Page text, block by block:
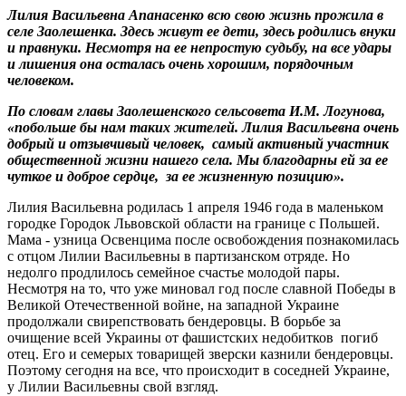
Лилия Васильевна Апанасенко всю свою жизнь прожила в
селе Заолешенка. Здесь живут ее дети, здесь родились внуки
и правнуки. Несмотря на ее непростую судьбу, на все удары
и лишения она осталась очень хорошим, порядочным
человеком.
По словам главы Заолешенского сельсовета И.М. Логунова,
«побольше бы нам таких жителей. Лилия Васильевна очень
добрый и отзывчивый человек, самый активный участник
общественной жизни нашего села. Мы благодарны ей за ее
чуткое и доброе сердце, за ее жизненную позицию».
Лилия Васильевна родилась 1 апреля 1946 года в маленьком
городке Городок Львовской области на границе с Польшей.
Мама - узница Освенцима после освобождения познакомилась
с отцом Лилии Васильевны в партизанском отряде. Но
недолго продлилось семейное счастье молодой пары.
Несмотря на то, что уже миновал год после славной Победы в
Великой Отечественной войне, на западной Украине
продолжали свирепствовать бендеровцы. В борьбе за
очищение всей Украины от фашистских недобитков погиб
отец. Его и семерых товарищей зверски казнили бендеровцы.
Поэтому сегодня на все, что происходит в соседней Украине,
у Лилии Васильевны свой взгляд.